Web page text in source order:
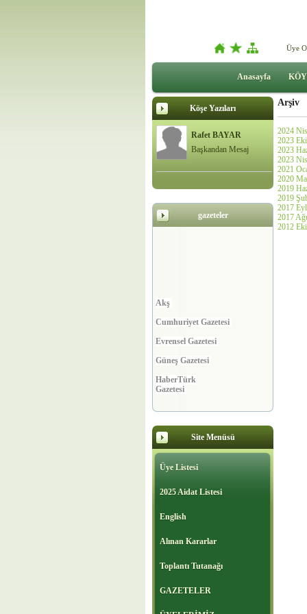
Üye
Anasayfa
Köşe Yazıları
Rafet BAYAR
Başkandan Mesaj
gazeteler
Gazetesi
Milli Gazete
Milliyet Gazetesi
Posta Gazetesi
Sabah Gazetesi
Türkiye Gazetesi
Site Menüsü
Üye Listesi
2025 Aidat Listesi
English
Alınan Kararlar
Toplantı Tutanağı
GAZETELER
Arşiv
2024
2023
2023
2023
2021
2020
2019
2019
2017
2017
2012